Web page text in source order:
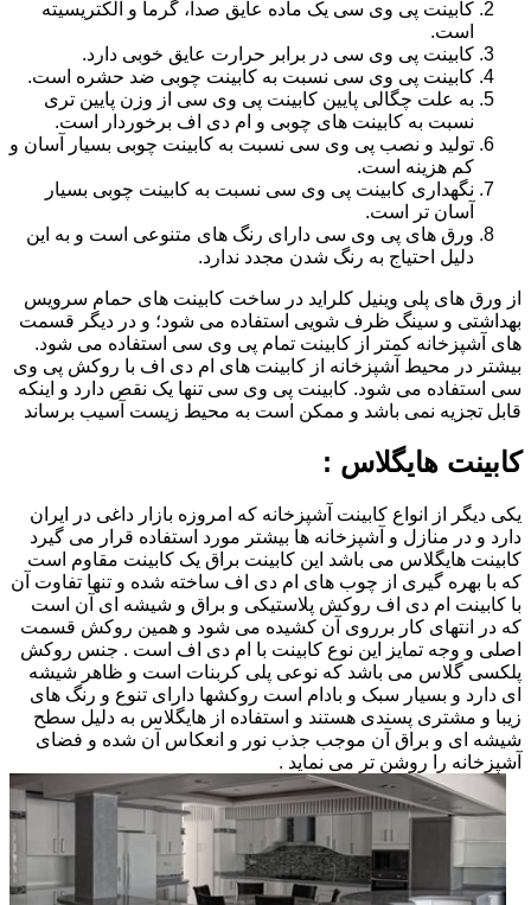
کابینت پی وی سی یک ماده عایق صدا، گرما و الکتریسیته
است.
کابینت پی وی سی در برابر حرارت عایق خوبی دارد.
کابینت پی وی سی نسبت به کابینت چوبی ضد حشره است.
به علت چگالی پایین کابینت پی وی سی از وزن پایین تری
نسبت به کابینت های چوبی و ام دی اف برخوردار است.
تولید و نصب پی وی سی نسبت به کابینت چوبی بسیار آسان و
کم هزینه است.
نگهداری کابینت پی وی سی نسبت به کابینت چوبی بسیار
آسان تر است.
ورق های پی وی سی دارای رنگ های متنوعی است و به این
دلیل احتیاج به رنگ شدن مجدد ندارد.
از ورق های پلی وینیل کلراید در ساخت کابینت های حمام سرویس
بهداشتی و سینگ ظرف شویی استفاده می شود؛ و در دیگر قسمت
های آشپزخانه کمتر از کابینت تمام پی وی سی استفاده می شود.
بیشتر در محیط آشپزخانه از کابینت های ام دی اف با روکش پی وی
سی استفاده می شود. کابینت پی وی سی تنها یک نقص دارد و اینکه
قابل تجزیه نمی باشد و ممکن است به محیط زیست آسیب برساند
کابینت هایگلاس :
یکی دیگر از انواع کابینت آشپزخانه که امروزه بازار داغی در ایران
دارد و در منازل و آشپزخانه ها بیشتر مورد استفاده قرار می گیرد
کابینت هایگلاس می باشد این کابینت براق یک کابینت مقاوم است
که با بهره گیری از چوب های ام دی اف ساخته شده و تنها تفاوت آن
با کابینت ام دی اف روکش پلاستیکی و براق و شیشه ای آن است
که در انتهای کار برروی آن کشیده می شود و همین روکش قسمت
اصلی و وجه تمایز این نوع کابینت با ام دی اف است . جنس روکش
پلکسی گلاس می باشد که نوعی پلی کربنات است و ظاهر شیشه
ای دارد و بسیار سبک و بادام است روکشها دارای تنوع و رنگ های
زیبا و مشتری پسندی هستند و استفاده از هایگلاس به دلیل سطح
شیشه ای و براق آن موجب جذب نور و انعکاس آن شده و فضای
آشپزخانه را روشن تر می نماید .